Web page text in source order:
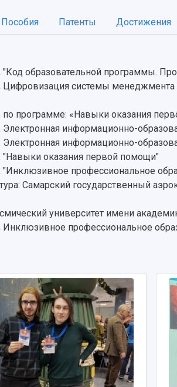
Пособия Патенты Достижения
образовательной программы.
системы менеджмента
программе: «Навыки оказания
информационно-
информационно-
оказания первой помощи"
профессиональное
Самарский государственный
университет имени
профессиональное